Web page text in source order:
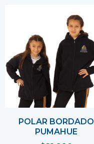
POLAR BORDADO
PUMAHUE